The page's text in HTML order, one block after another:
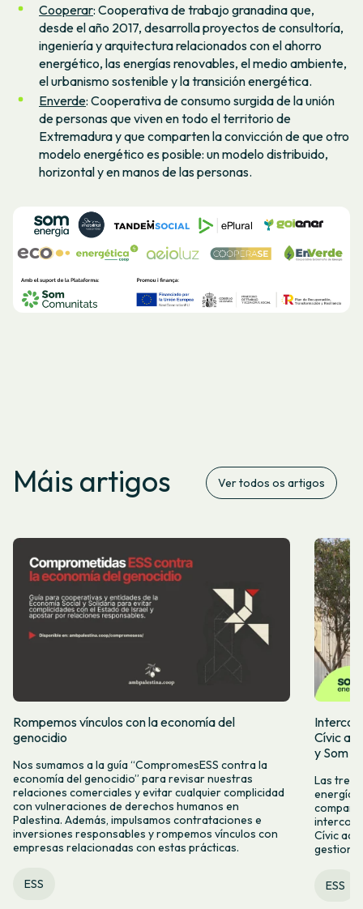
Cooperar: Cooperativa de trabajo granadina que,
desde el año 2017, desarrolla proyectos de consultoría,
ingeniería y arquitectura relacionados con el ahorro
energético, las energías renovables, el medio ambiente,
el urbanismo sostenible y la transición energética.
Enverde: Cooperativa de consumo surgida de la unión
de personas que viven en todo el territorio de
Extremadura y que comparten la convicción de que otro
modelo energético es posible: un modelo distribuido,
horizontal y en manos de las personas.
Máis artigos Ver todos os artigos
Rompemos vínculos con la economía del
genocidio
Nos sumamos a la guía “CompromesESS contra la
economía del genocidio” para revisar nuestras
relaciones comerciales y evitar cualquier complicidad
con vulneraciones de derechos humanos en
Palestina. Además, impulsamos contrataciones e
inversiones responsables y rompemos vínculos con
empresas relacionadas con estas prácticas.
ESS
Cívic
y Som
Las tres
energía,
Cívic
ESS